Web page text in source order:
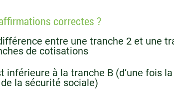
correctes ?
entre une tranche 2 et une
de cotisations
inférieure à la tranche B (d’une fois
la sécurité sociale)